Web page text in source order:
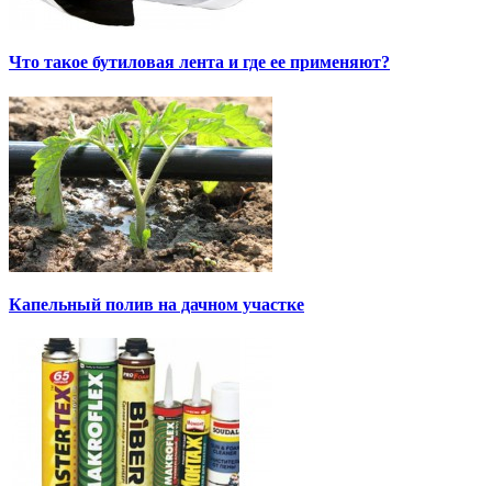
Что такое бутиловая лента и где ее применяют?
Капельный полив на дачном участке